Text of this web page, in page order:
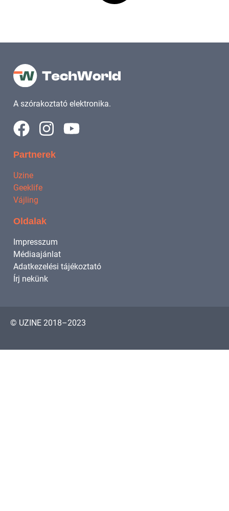
A szórakoztató elektronika.
Partnerek
Uzine
Geeklife
Vájling
Oldalak
Impresszum
Médiaajánlat
Adatkezelési tájékoztató
Írj nekünk
© UZINE 2018–2023